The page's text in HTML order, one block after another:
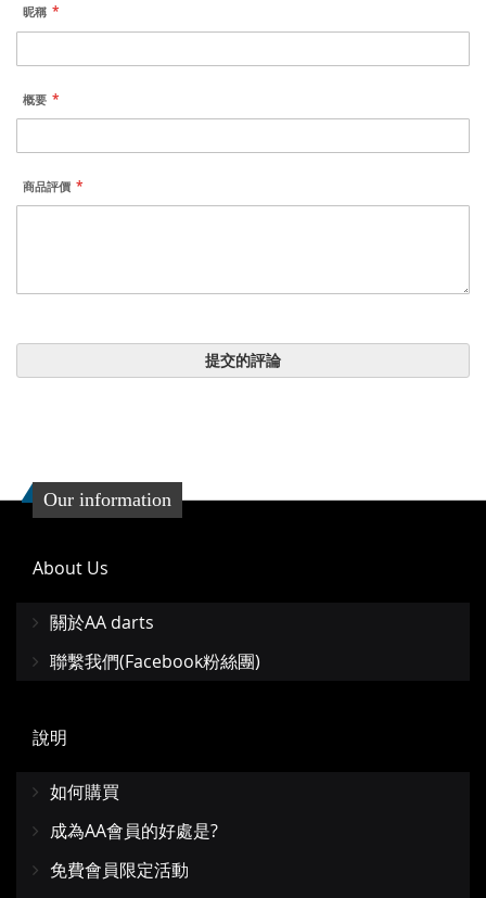
昵稱
概要
商品評價
提交的評論
Our information
About Us
關於AA darts
聯繫我們(Facebook粉絲團)
說明
如何購買
成為AA會員的好處是?
免費會員限定活動